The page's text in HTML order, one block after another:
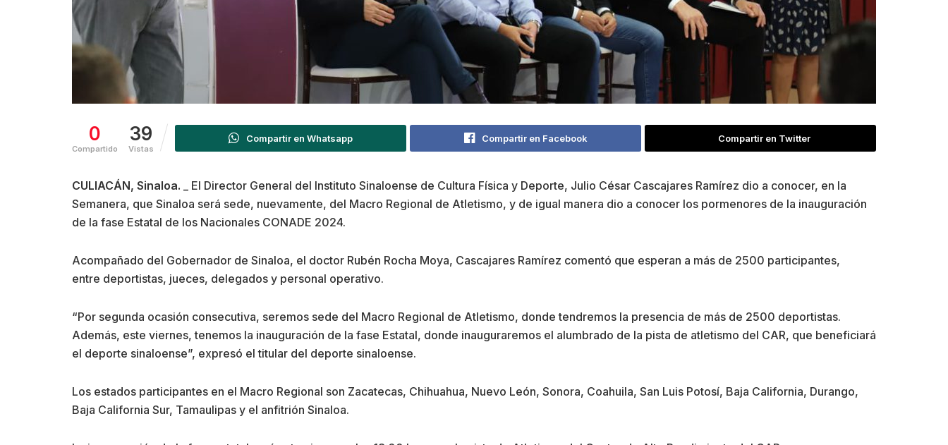
0
Compartido
39
Vistas
Compartir en Whatsapp Compartir en Facebook Compartir en Twitter
CULIACÁN, Sinaloa. _ El Director General del Instituto Sinaloense de Cultura Física y Deporte, Julio César Cascajares Ramírez dio a conocer, en la
Semanera, que Sinaloa será sede, nuevamente, del Macro Regional de Atletismo, y de igual manera dio a conocer los pormenores de la inauguración
de la fase Estatal de los Nacionales CONADE 2024.
Acompañado del Gobernador de Sinaloa, el doctor Rubén Rocha Moya, Cascajares Ramírez comentó que esperan a más de 2500 participantes,
entre deportistas, jueces, delegados y personal operativo.
“Por segunda ocasión consecutiva, seremos sede del Macro Regional de Atletismo, donde tendremos la presencia de más de 2500 deportistas.
Además, este viernes, tenemos la inauguración de la fase Estatal, donde inauguraremos el alumbrado de la pista de atletismo del CAR, que beneficiará
el deporte sinaloense”, expresó el titular del deporte sinaloense.
Los estados participantes en el Macro Regional son Zacatecas, Chihuahua, Nuevo León, Sonora, Coahuila, San Luis Potosí, Baja California, Durango,
Baja California Sur, Tamaulipas y el anfitrión Sinaloa.